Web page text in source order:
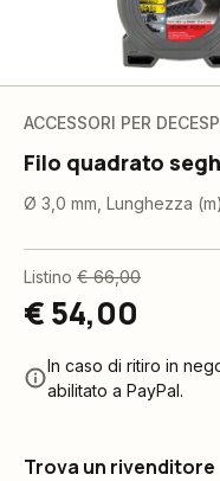
ACCESSORI PER
Filo quadrato
Ø 3,0 mm, Lunghezza
Listino € 66,00
€ 54,00
In caso di ritiro in
abilitato a PayPal.
Trova un rivenditore